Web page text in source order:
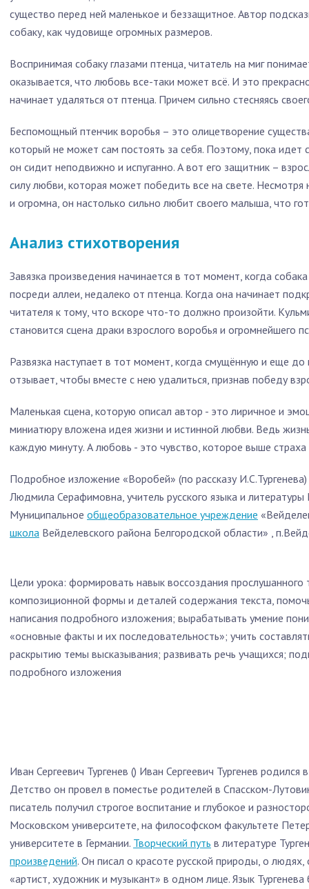
существо перед ней маленькое и беззащитное. Автор
собаку, как чудовище огромных размеров.
Воспринимая собаку глазами птенца, читатель на миг
оказывается, что любовь все-таки может всё. И это
начинает удаляться от птенца. Причем сильно стесняясь
Беспомощный птенчик воробья – это олицетворение
который не может сам постоять за себя. Поэтому, пока идет
он сидит неподвижно и испуганно. А вот его защитник –
силу любви, которая может победить все на свете. Несмотря
и огромна, он настолько сильно любит своего малыша, что
Анализ стихотворения
Завязка произведения начинается в тот момент, когда
посреди аллеи, недалеко от птенца. Когда она начинает
читателя к тому, что вскоре что-то должно произойти.
становится сцена драки взрослого воробья и огромнейшего
Развязка наступает в тот момент, когда смущённую и еще
отзывает, чтобы вместе с нею удалиться, признав победу
Маленькая сцена, которую описал автор - это лиричное и
миниатюру вложена идея жизни и истинной любви. Ведь
каждую минуту. А любовь - это чувство, которое выше страха
Подробное изложение «Воробей» (по рассказу
Людмила Серафимовна, учитель русского языка и
Муниципальное общеобразовательное учреждение
школа Вейделевского района Белгородской области» ,
Цели урока: формировать навык воссоздания прослушанного
композиционной формы и деталей содержания текста,
написания подробного изложения; вырабатывать умение
«основные факты и их последовательность»; учить
раскрытию темы высказывания; развивать речь учащихся;
подробного изложения
Иван Сергеевич Тургенев () Иван Сергеевич Тургенев
Детство он провел в поместье родителей в Спасском-
писатель получил строгое воспитание и глубокое и
Московском университете, на философском факультете
университете в Германии. Творческий путь в литературе
произведений. Он писал о красоте русской природы, о
«артист, художник и музыкант» в одном лице. Язык Тургенева